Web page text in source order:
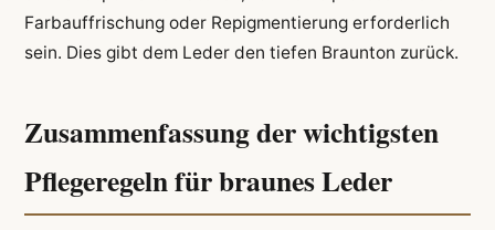
Farbauffrischung oder Repigmentierung erforderlich
sein. Dies gibt dem Leder den tiefen Braunton zurück.
Zusammenfassung der wichtigsten
Pflegeregeln für braunes Leder